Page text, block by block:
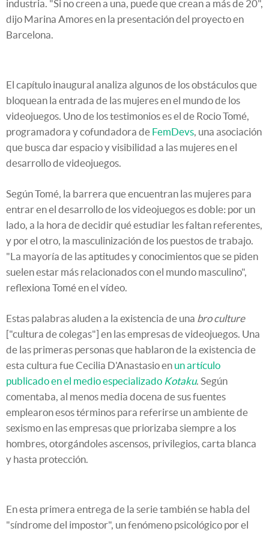
industria. "Si no creen a una, puede que crean a más de 20",
dijo Marina Amores en la presentación del proyecto en
Barcelona.
El capítulo inaugural analiza algunos de los obstáculos que
bloquean la entrada de las mujeres en el mundo de los
videojuegos. Uno de los testimonios es el de Rocio Tomé,
programadora y cofundadora de FemDevs, una asociación
que busca dar espacio y visibilidad a las mujeres en el
desarrollo de videojuegos.
Según Tomé, la barrera que encuentran las mujeres para
entrar en el desarrollo de los videojuegos es doble: por un
lado, a la hora de decidir qué estudiar les faltan referentes,
y por el otro, la masculinización de los puestos de trabajo.
"La mayoría de las aptitudes y conocimientos que se piden
suelen estar más relacionados con el mundo masculino",
reflexiona Tomé en el vídeo.
Estas palabras aluden a la existencia de una bro culture
["cultura de colegas"] en las empresas de videojuegos. Una
de las primeras personas que hablaron de la existencia de
esta cultura fue Cecilia D'Anastasio en un artículo
publicado en el medio especializado Kotaku. Según
comentaba, al menos media docena de sus fuentes
emplearon esos términos para referirse un ambiente de
sexismo en las empresas que priorizaba siempre a los
hombres, otorgándoles ascensos, privilegios, carta blanca
y hasta protección.
En esta primera entrega de la serie también se habla del
"síndrome del impostor", un fenómeno psicológico por el